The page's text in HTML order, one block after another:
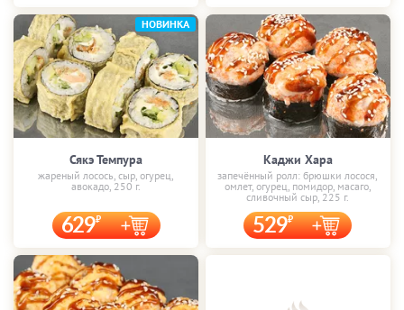
Сякэ Темпура
жареный лосось, сыр, огурец,
авокадо, 250 г.
629
НОВИНКА
Каджи Хара
запечённый ролл: брюшки лосося,
омлет, огурец, помидор, масаго,
сливочный сыр, 225 г.
529